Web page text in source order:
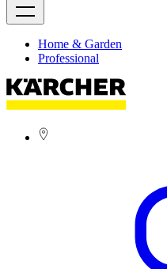
Home & Garden
Professional